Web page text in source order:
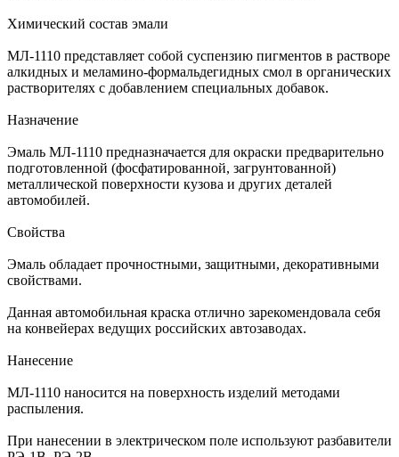
Химический состав эмали
МЛ-1110 представляет собой суспензию пигментов в растворе
алкидных и меламино-формальдегидных смол в органических
растворителях с добавлением специальных добавок.
Назначение
Эмаль МЛ-1110 предназначается для окраски предварительно
подготовленной (фосфатированной, загрунтованной)
металлической поверхности кузова и других деталей
автомобилей.
Свойства
Эмаль обладает прочностными, защитными, декоративными
свойствами.
Данная автомобильная краска отлично зарекомендовала себя
на конвейерах ведущих российских автозаводах.
Нанесение
МЛ-1110 наносится на поверхность изделий методами
распыления.
При нанесении в электрическом поле используют разбавители